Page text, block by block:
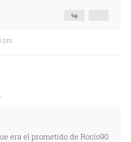
pm
era el prometido de Rocío90.